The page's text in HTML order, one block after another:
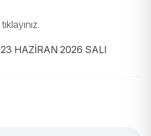
tıklayınız.
23 HAZİRAN 2026 SALI